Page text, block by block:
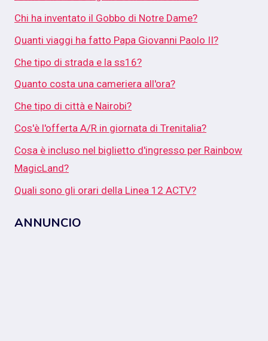
Chi ha inventato il Gobbo di Notre Dame?
Quanti viaggi ha fatto Papa Giovanni Paolo II?
Che tipo di strada e la ss16?
Quanto costa una cameriera all'ora?
Che tipo di città e Nairobi?
Cos'è l'offerta A/R in giornata di Trenitalia?
Cosa è incluso nel biglietto d'ingresso per Rainbow
MagicLand?
Quali sono gli orari della Linea 12 ACTV?
ANNUNCIO